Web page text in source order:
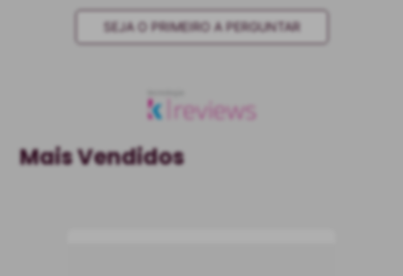
SEJA O PRIMEIRO A PERGUNTAR
Mais Vendidos